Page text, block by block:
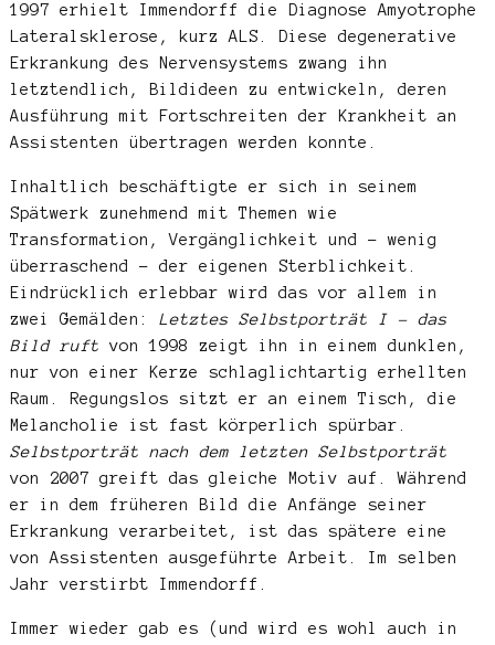
1997 erhielt Immendorff die Diagnose Amyotrophe
Lateralsklerose, kurz ALS. Diese degenerative
Erkrankung des Nervensystems zwang ihn
letztendlich, Bildideen zu entwickeln, deren
Ausführung mit Fortschreiten der Krankheit an
Assistenten übertragen werden konnte.
Inhaltlich beschäftigte er sich in seinem
Spätwerk zunehmend mit Themen wie
Transformation, Vergänglichkeit und – wenig
überraschend – der eigenen Sterblichkeit.
Eindrücklich erlebbar wird das vor allem in
zwei Gemälden: Letztes Selbstporträt I – das
Bild ruft von 1998 zeigt ihn in einem dunklen,
nur von einer Kerze schlaglichtartig erhellten
Raum. Regungslos sitzt er an einem Tisch, die
Melancholie ist fast körperlich spürbar.
Selbstporträt nach dem letzten Selbstporträt
von 2007 greift das gleiche Motiv auf. Während
er in dem früheren Bild die Anfänge seiner
Erkrankung verarbeitet, ist das spätere eine
von Assistenten ausgeführte Arbeit. Im selben
Jahr verstirbt Immendorff.
Immer wieder gab es (und wird es wohl auch in